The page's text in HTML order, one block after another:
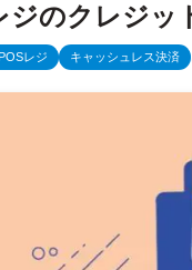
ジのクレジッ
レジ キャッシュレス決済